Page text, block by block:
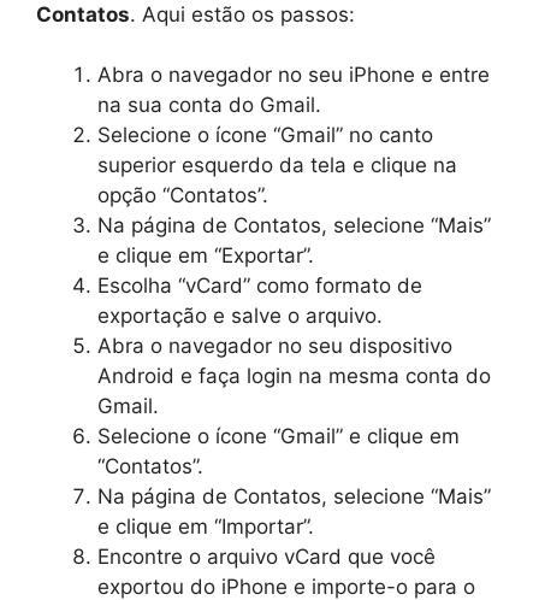
Contatos. Aqui estão os passos:
Abra o navegador no seu iPhone e entre
na sua conta do Gmail.
Selecione o ícone “Gmail” no canto
superior esquerdo da tela e clique na
opção “Contatos”.
Na página de Contatos, selecione “Mais”
e clique em “Exportar”.
Escolha “vCard” como formato de
exportação e salve o arquivo.
Abra o navegador no seu dispositivo
Android e faça login na mesma conta do
Gmail.
Selecione o ícone “Gmail” e clique em
“Contatos”.
Na página de Contatos, selecione “Mais”
e clique em “Importar”.
Encontre o arquivo vCard que você
exportou do iPhone e importe-o para o